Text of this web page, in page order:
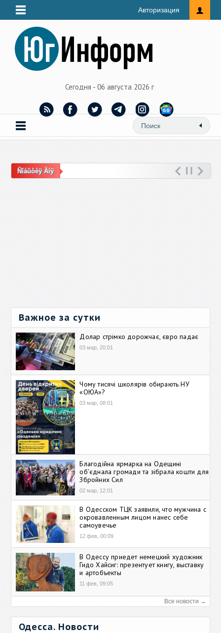
Авторизация
Сегодня - 06 августа 2026 г
Ñîáûòèÿ Äíÿ
Важное за сутки
Долар стрімко дорожчає, євро падає
03 мар, 20:01
Чому тисячі школярів обирають НУ
«ОЮА»?
03 мар, 08:01
Благодійна ярмарка на Одещині
об’єднала громади та зібрала кошти для
Збройних Сил
02 мар, 12:01
В Одесском ТЦК заявили, что мужчина с
окровавленным лицом нанес себе
самоувечье
12 фев, 00:09
В Одессу приедет немецкий художник
Гидо Хайсиг: презентует книгу, выставку
и артобъекты
11 фев, 09:05
Все новости →
Одесса. Новости